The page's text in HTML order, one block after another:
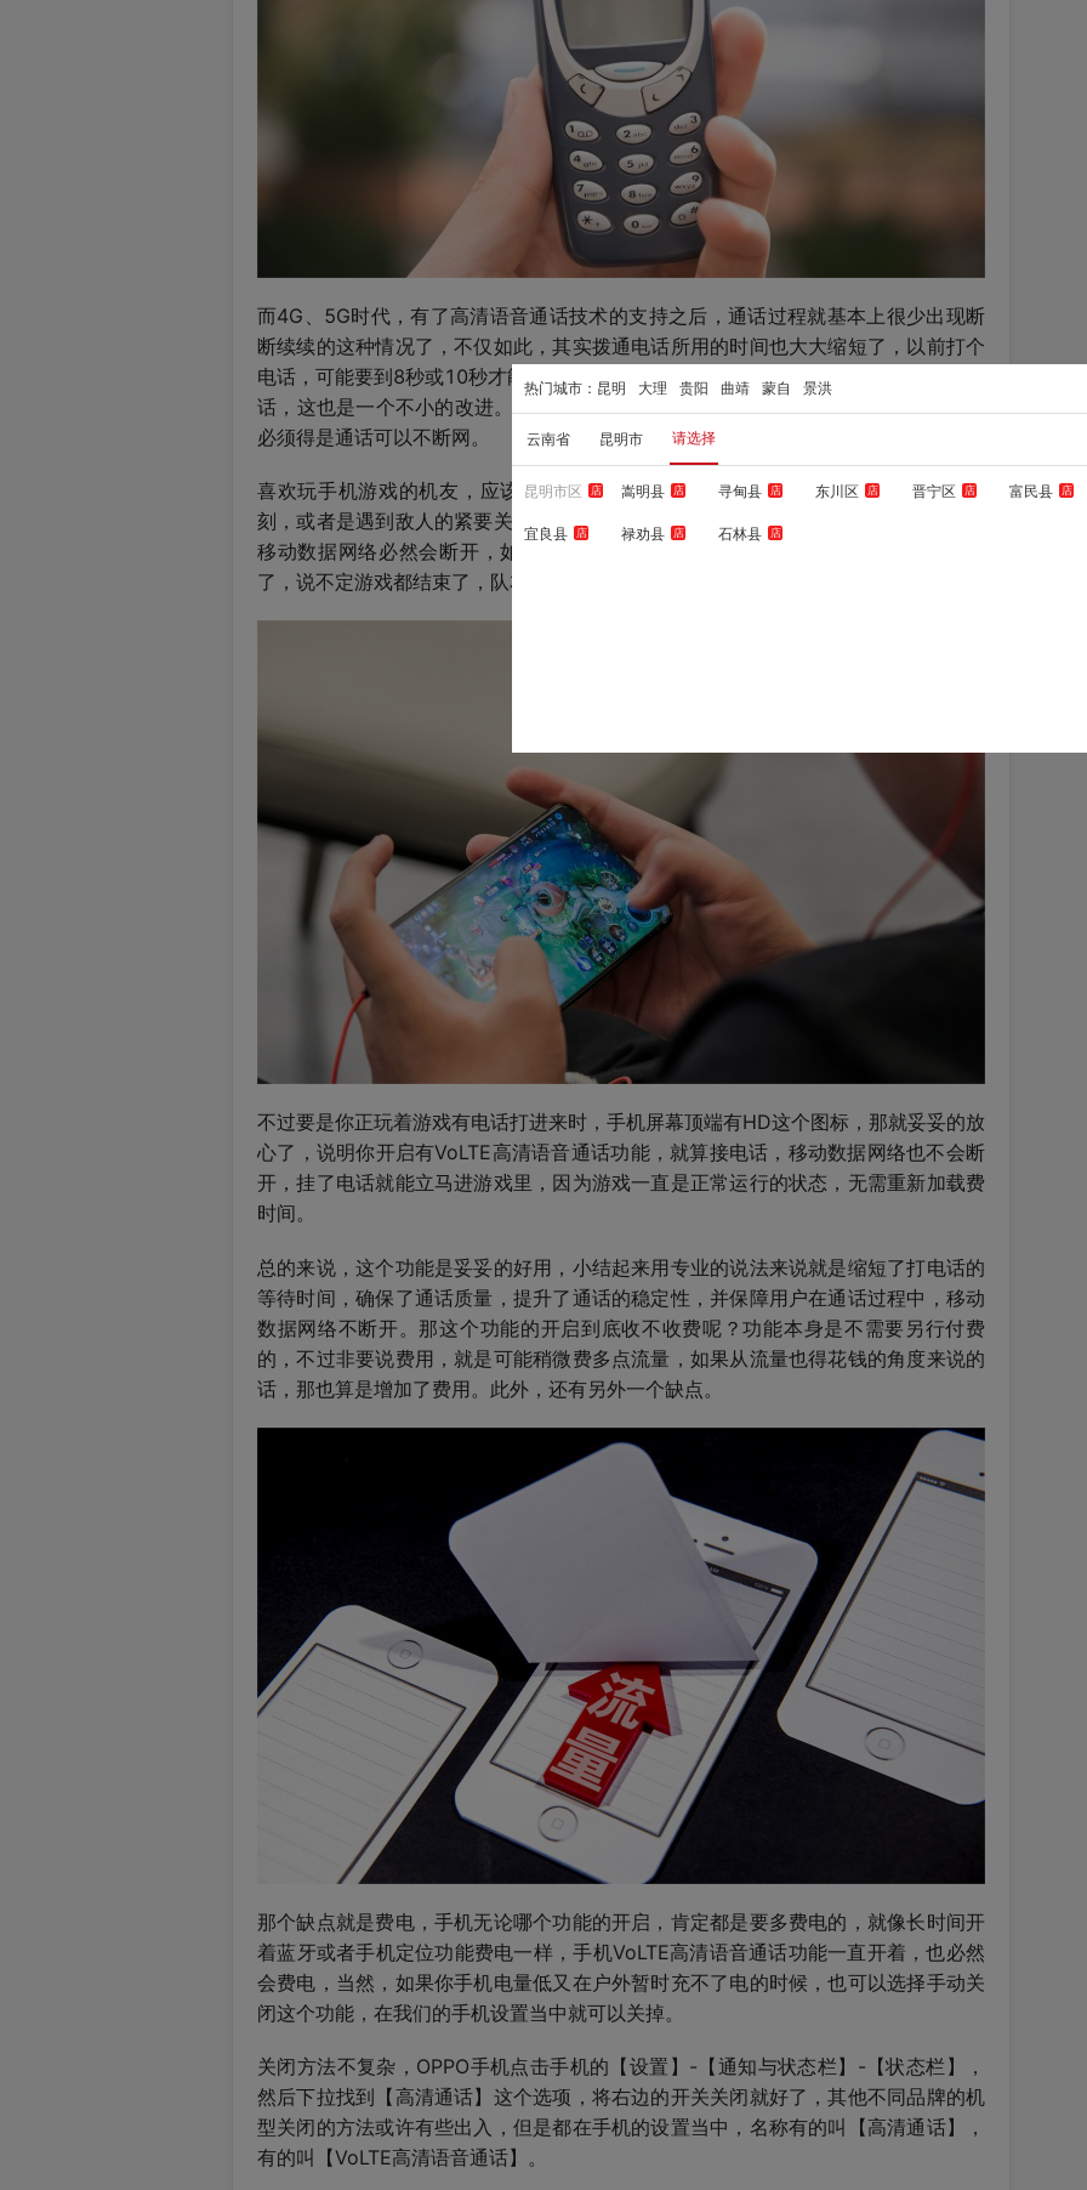
热门城市： 昆明 大理 贵阳 曲靖 蒙自 景洪
云南省 昆明市 请选择
昆明市区 店 嵩明县 店 寻甸县 店 东川区 店 晋宁区 店 富民县 店
宜良县 店 禄劝县 店 石林县 店
而4G、5G时代，有了高清语音通话技术的支持之后，通话过程就基本上很少出现断
断续续的这种情况了，不仅如此，其实拨通电话所用的时间也大大缩短了，以前打个
电话，可能要到8秒或10秒才能拨通，而在VoLTE技术的支持下，平均2秒就能拨通电
话，这也是一个不小的改进。但是，要说起VoLTE高清语音通话技术最大的改进，那
必须得是通话可以不断网。
喜欢玩手机游戏的机友，应该体验最为深刻，正打着游戏呢，特别是团战的关键时
刻，或者是遇到敌人的紧要关头，突然来个电话，真是欲哭无泪，因为接了电话后，
移动数据网络必然会断开，如此一来，等你挂了电话重新加载进游戏后，你早就挂
了，说不定游戏都结束了，队友要是气不过的，可能还会反手投诉你。
不过要是你正玩着游戏有电话打进来时，手机屏幕顶端有HD这个图标，那就妥妥的放
心了，说明你开启有VoLTE高清语音通话功能，就算接电话，移动数据网络也不会断
开，挂了电话就能立马进游戏里，因为游戏一直是正常运行的状态，无需重新加载费
时间。
总的来说，这个功能是妥妥的好用，小结起来用专业的说法来说就是缩短了打电话的
等待时间，确保了通话质量，提升了通话的稳定性，并保障用户在通话过程中，移动
数据网络不断开。那这个功能的开启到底收不收费呢？功能本身是不需要另行付费
的，不过非要说费用，就是可能稍微费多点流量，如果从流量也得花钱的角度来说的
话，那也算是增加了费用。此外，还有另外一个缺点。
那个缺点就是费电，手机无论哪个功能的开启，肯定都是要多费电的，就像长时间开
着蓝牙或者手机定位功能费电一样，手机VoLTE高清语音通话功能一直开着，也必然
会费电，当然，如果你手机电量低又在户外暂时充不了电的时候，也可以选择手动关
闭这个功能，在我们的手机设置当中就可以关掉。
关闭方法不复杂，OPPO手机点击手机的【设置】-【通知与状态栏】-【状态栏】，
然后下拉找到【高清通话】这个选项，将右边的开关关闭就好了，其他不同品牌的机
型关闭的方法或许有些出入，但是都在手机的设置当中，名称有的叫【高清通话】，
有的叫【VoLTE高清语音通话】。